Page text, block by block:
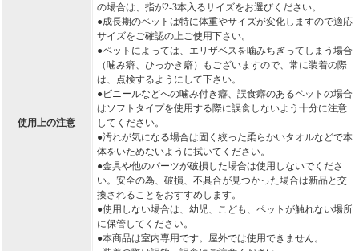
使用上の注意
の場合は、指が2-3本入るサイズをお選びください。
●成長期のペットは特に体重やサイズが変化しますので適応
サイズをご確認の上ご使用下さい。
●ペットによっては、エリザベスを噛みちぎってしまう場合
（噛み癖、ひっかき癖）もございますので、常に装着の際
は、点検するようにして下さい。
●ビニールなどへの噛み付き癖、誤食癖のあるペットの場合
はソフトタイプを使用する際に誤食しないよう十分に注意
してください。
●汚れが気になる場合は固く絞った柔らかいタオルなどで本
体をいためないように拭いてください。
●金具や他のパーツが破損した場合は使用しないでくださ
い。安全の為、破損、不具合が見つかった場合は新品と交
換されることをおすすめします。
●使用しない場合は、幼児、こども、ペットが触れない場所
に保管してください。
●本商品は室内専用です。屋外では使用できません。